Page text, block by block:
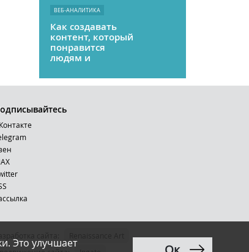
ВЕБ-АНАЛИТИКА
Как создавать
контент, который
понравится
людям и
Это улучшает